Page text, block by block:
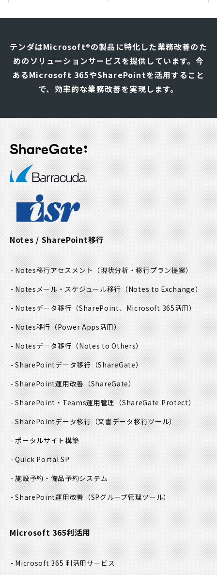
投
ナ
ビ
ゲ
ー
テンダはMicrosoft®の製品に特化した業務改善のた
めのソリューションサービスを提供しています。 今
あるMicrosoft 365やSharePointを活用すること
で、効率的な業務改善を実現します。
Notes / SharePoint移行
Notes移行アセスメント（現状分析・移行プラン提案）
Notesメール・スケジュール移行（Notes to Exchange）
Notesデータ移行（SharePoint、Microsoft 365活用）
Notes移行（Power Apps活用）
Notesデータ移行（Notes to Others）
SharePointデータ移行（ShareGate）
SharePoint運用改善（ShareGate）
SharePoint・Teams運用管理（ShareGate Protect）
SharePointデータ移行（文書データ移行ツール）
ポータルサイト構築
Quick Portal SP
施設予約・備品予約システム
SharePoint運用改善（SPグループ管理ツール）
Microsoft 365利活用
Microsoft 365 利活用サービス